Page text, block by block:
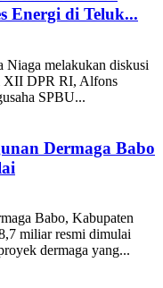
Energi di Teluk...
melakukan diskusi
XII DPR RI, Alfons
SPBU...
Dermaga Babo
Babo, Kabupaten
miliar resmi dimulai
dermaga yang...